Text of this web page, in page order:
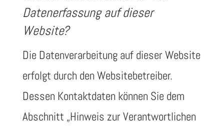
Datenerfassung auf dieser
Website?
Die Datenverarbeitung auf dieser Website
erfolgt durch den Websitebetreiber.
Dessen Kontaktdaten können Sie dem
Abschnitt „Hinweis zur Verantwortlichen